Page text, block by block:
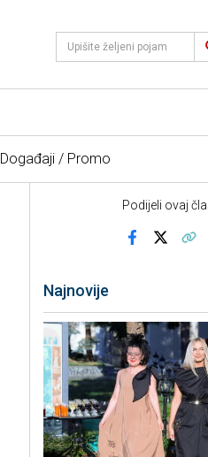
Događaji / Promo
Podijeli ovaj
Najnovije